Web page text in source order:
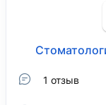
1 отзыв